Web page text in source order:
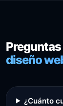
diseño
¿Cuánto